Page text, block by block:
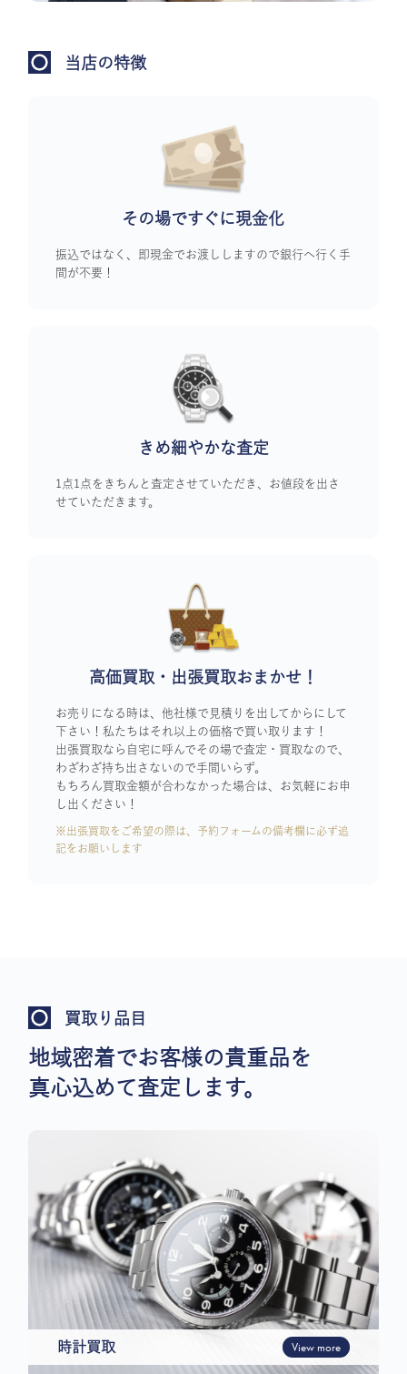
当店の特徴
その場ですぐに現金化
振込ではなく、即現金でお渡ししますので銀行へ行く手
間が不要！
きめ細やかな査定
1点1点をきちんと査定させていただき、お値段を出さ
せていただきます。
高価買取・出張買取おまかせ！
お売りになる時は、他社様で見積りを出してからにして
下さい！私たちはそれ以上の価格で買い取ります！
出張買取なら自宅に呼んでその場で査定・買取なので、
わざわざ持ち出さないので手間いらず。
もちろん買取金額が合わなかった場合は、お気軽にお申
し出ください！
※出張買取をご希望の際は、予約フォームの備考欄に必ず追
記をお願いします
買取り品目
地域密着でお客様の貴重品を
真心込めて査定します。
時計買取 View more